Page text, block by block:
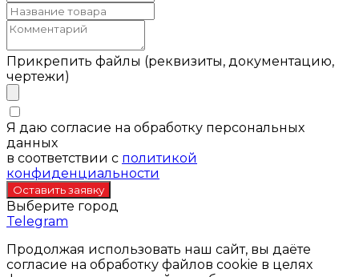
Прикрепить файлы (реквизиты, документацию,
чертежи)
Я даю согласие на обработку персональных
данных
в соответствии с политикой
конфиденциальности
Выберите город
Telegram
Продолжая использовать наш сайт, вы даёте
согласие на обработку файлов cookie в целях